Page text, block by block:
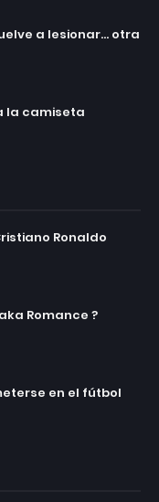
a lesionar... otra
la camiseta
Ronaldo
Romance ?
en el fútbol